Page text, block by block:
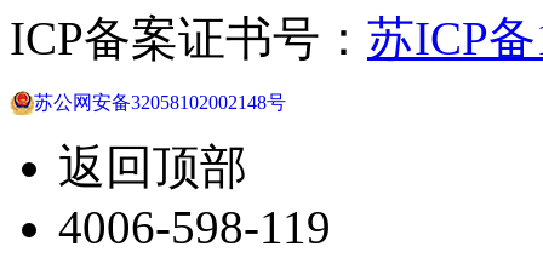
ICP备案证书号： 苏ICP
苏公网安备32058102002148号
返回顶部
4006-598-119